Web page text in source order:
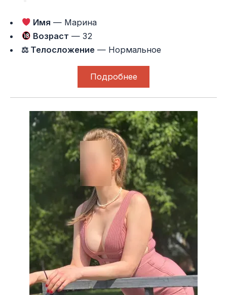
Имя — Марина
Возраст — 32
⚖ Телосложение — Нормальное
Подробнее